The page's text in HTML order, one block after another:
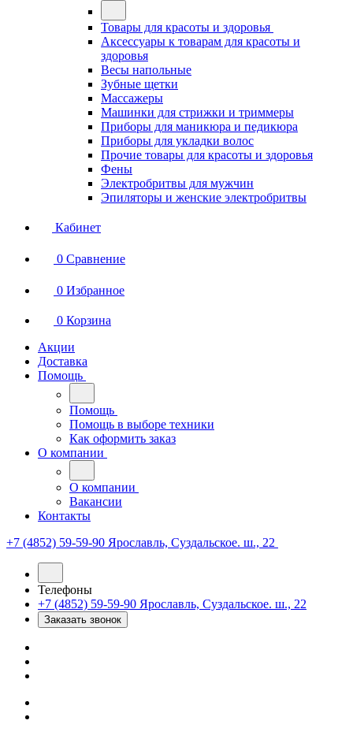
Товары для красоты и здоровья
Аксессуары к товарам для красоты и
здоровья
Весы напольные
Зубные щетки
Массажеры
Машинки для стрижки и триммеры
Приборы для маникюра и педикюра
Приборы для укладки волос
Прочие товары для красоты и здоровья
Фены
Электробритвы для мужчин
Эпиляторы и женские электробритвы
Кабинет
0 Сравнение
0 Избранное
0 Корзина
Акции
Доставка
Помощь
Помощь
Помощь в выборе техники
Как оформить заказ
О компании
О компании
Вакансии
Контакты
+7 (4852) 59-59-90 Ярославль, Суздальское. ш., 22
Телефоны
+7 (4852) 59-59-90 Ярославль, Суздальское. ш., 22
Заказать звонок